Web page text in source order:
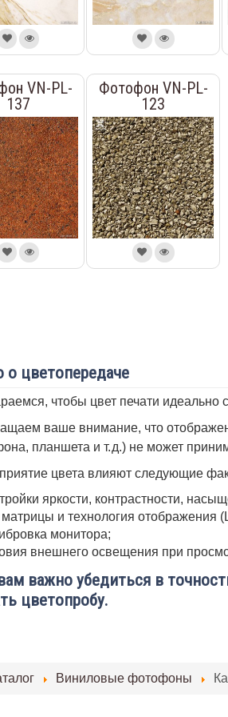
VN-PL-
137
Фотофон VN-PL-
123
о цветопередаче
чтобы цвет печати идеально
ваше внимание, что
планшета и т. д.) не может
цвета влияют следующие
яркости, контрастности,
матрицы и технология отображения
монитора;
внешнего освещения при
важно убедиться в
цветопробу.
Виниловые фотофоны